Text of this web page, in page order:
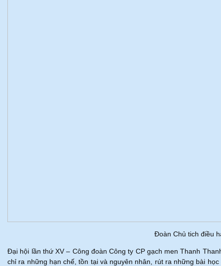
Đoàn Chủ tich điều
Đại hội lần thứ XV – Công đoàn Công ty CP gạch men Thanh
chỉ ra những hạn chế, tồn tại và nguyên nhân, rút ra những bài